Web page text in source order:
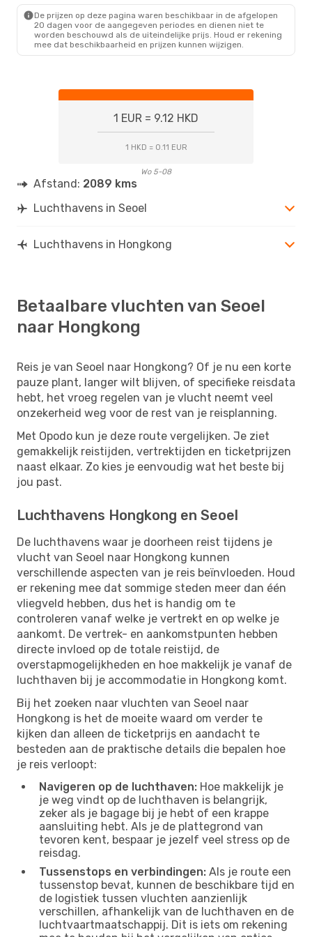
De prijzen op deze pagina waren beschikbaar in de afgelopen
20 dagen voor de aangegeven periodes en dienen niet te
worden beschouwd als de uiteindelijke prijs. Houd er rekening
mee dat beschikbaarheid en prijzen kunnen wijzigen.
1 EUR = 9.12 HKD
1 HKD = 0.11 EUR
Wo 5-08
Afstand: 2089 kms
Luchthavens in Seoel
Luchthavens in Hongkong
Betaalbare vluchten van Seoel
naar Hongkong
Reis je van Seoel naar Hongkong? Of je nu een korte
pauze plant, langer wilt blijven, of specifieke reisdata
hebt, het vroeg regelen van je vlucht neemt veel
onzekerheid weg voor de rest van je reisplanning.
Met Opodo kun je deze route vergelijken. Je ziet
gemakkelijk reistijden, vertrektijden en ticketprijzen
naast elkaar. Zo kies je eenvoudig wat het beste bij
jou past.
Luchthavens Hongkong en Seoel
De luchthavens waar je doorheen reist tijdens je
vlucht van Seoel naar Hongkong kunnen
verschillende aspecten van je reis beïnvloeden. Houd
er rekening mee dat sommige steden meer dan één
vliegveld hebben, dus het is handig om te
controleren vanaf welke je vertrekt en op welke je
aankomt. De vertrek- en aankomstpunten hebben
directe invloed op de totale reistijd, de
overstapmogelijkheden en hoe makkelijk je vanaf de
luchthaven bij je accommodatie in Hongkong komt.
Bij het zoeken naar vluchten van Seoel naar
Hongkong is het de moeite waard om verder te
kijken dan alleen de ticketprijs en aandacht te
besteden aan de praktische details die bepalen hoe
je reis verloopt:
Navigeren op de luchthaven: Hoe makkelijk je
je weg vindt op de luchthaven is belangrijk,
zeker als je bagage bij je hebt of een krappe
aansluiting hebt. Als je de plattegrond van
tevoren kent, bespaar je jezelf veel stress op de
reisdag.
Tussenstops en verbindingen: Als je route een
tussenstop bevat, kunnen de beschikbare tijd en
de logistiek tussen vluchten aanzienlijk
verschillen, afhankelijk van de luchthaven en de
luchtvaartmaatschappij. Dit is iets om rekening